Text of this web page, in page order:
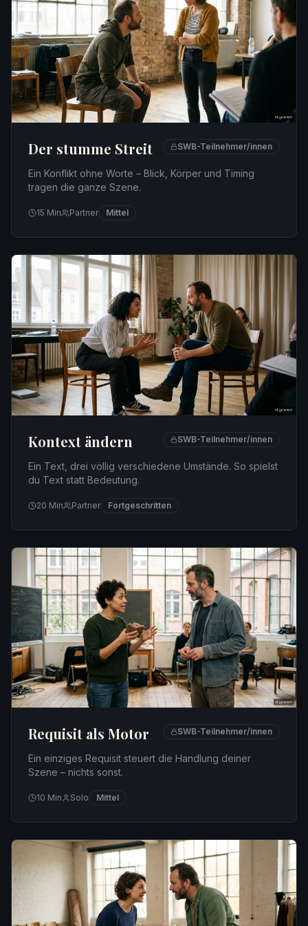
Der stumme Streit SWB-Teilnehmer/innen
Ein Konflikt ohne Worte – Blick, Körper und Timing
tragen die ganze Szene.
15 Min Partner Mittel
Kontext ändern SWB-Teilnehmer/innen
Ein Text, drei völlig verschiedene Umstände. So spielst
du Text statt Bedeutung.
20 Min Partner Fortgeschritten
Requisit als Motor SWB-Teilnehmer/innen
Ein einziges Requisit steuert die Handlung deiner
Szene – nichts sonst.
10 Min Solo Mittel